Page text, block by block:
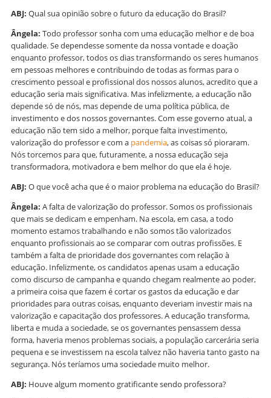
ABJ: Qual sua opinião sobre o futuro da educação do Brasil?
Ângela: Todo professor sonha com uma educação melhor e de boa
qualidade. Se dependesse somente da nossa vontade e doação
enquanto professor, todos os dias transformando os seres humanos
em pessoas melhores e contribuindo de todas as formas para o
crescimento pessoal e profissional dos nossos alunos, acredito que a
educação seria mais significativa. Mas infelizmente, a educação não
depende só de nós, mas depende de uma política pública, de
investimento e dos nossos governantes. Com esse governo atual, a
educação não tem sido a melhor, porque falta investimento,
valorização do professor e com a pandemia, as coisas só pioraram.
Nós torcemos para que, futuramente, a nossa educação seja
transformadora, motivadora e bem melhor do que ela é hoje.
ABJ: O que você acha que é o maior problema na educação do Brasil?
Ângela: A falta de valorização do professor. Somos os profissionais
que mais se dedicam e empenham. Na escola, em casa, a todo
momento estamos trabalhando e não somos tão valorizados
enquanto profissionais ao se comparar com outras profissões. E
também a falta de prioridade dos governantes com relação à
educação. Infelizmente, os candidatos apenas usam a educação
como discurso de campanha e quando chegam realmente ao poder,
a primeira coisa que fazem é cortar os gastos da educação e dar
prioridades para outras coisas, enquanto deveriam investir mais na
valorização e capacitação dos professores. A educação transforma,
liberta e muda a sociedade, se os governantes pensassem dessa
forma, haveria menos problemas sociais, a população carcerária seria
pequena e se investissem na escola talvez não haveria tanto gasto na
segurança. Nós teríamos uma sociedade muito melhor.
ABJ: Houve algum momento gratificante sendo professora?